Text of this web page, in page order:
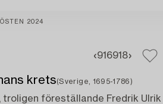
2024
916918
krets(Sverige, 1695-1786)
föreställande Fredrik Ulrik